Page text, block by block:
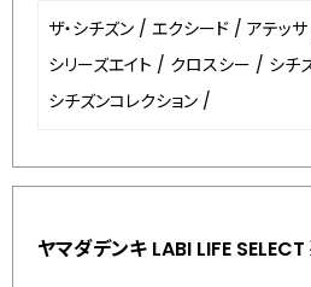
ザ・シチズン / エクシード / アテッサ
シリーズエイト / クロスシー / シチ
シチズンコレクション /
ヤマダデンキ LABI LIFE